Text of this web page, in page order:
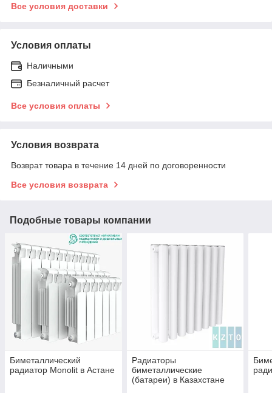
Все условия доставки
Условия оплаты
Наличными
Безналичный расчет
Все условия оплаты
Условия возврата
Возврат товара в течение 14 дней по договоренности
Все условия возврата
Подобные товары компании
Биметаллический
радиатор Monolit в Астане
Радиаторы
биметаллические
(батареи) в Казахстане